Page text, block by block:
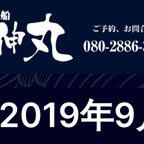
2019年9